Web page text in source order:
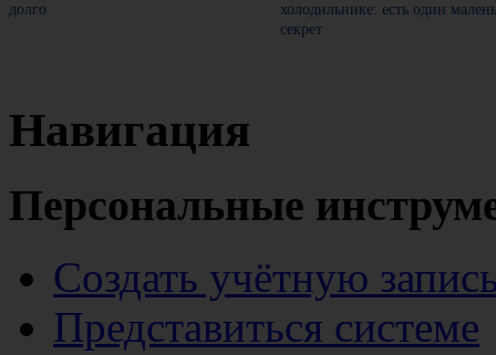
долго
холодильнике: есть один
секрет
Навигация
Персональные
Создать учётную
Представиться системе